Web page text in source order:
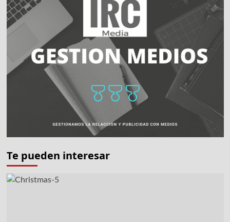
Te pueden interesar